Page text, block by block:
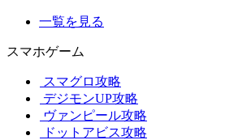
一覧を見る
スマホゲーム
スマグロ攻略
デジモンUP攻略
ヴァンピール攻略
ドットアビス攻略